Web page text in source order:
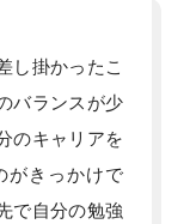
し掛かったこ
バランスが少
のキャリアを
がきっかけで
で自分の勉強